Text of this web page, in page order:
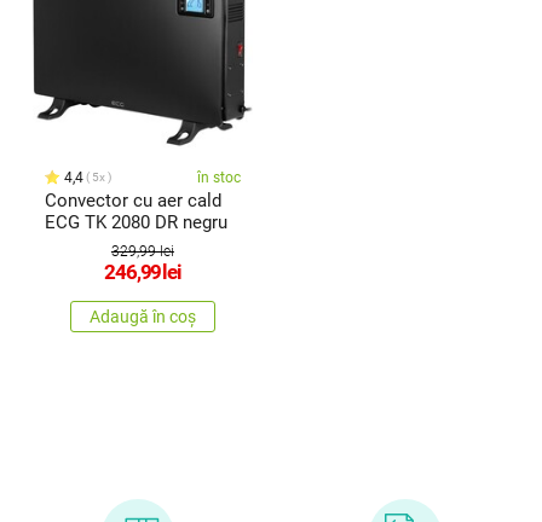
4,4 5x în stoc
Convector cu aer cald
ECG TK 2080 DR negru
329,99 lei
246,99 lei
Adaugă în coș